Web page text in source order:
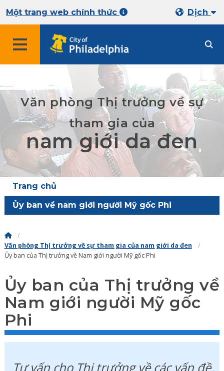
Một trang web chính thức Dịch
Văn phòng Thị trưởng về sự
tham gia của
nam giới da đen
Trang chủ
Ủy ban về nam giới người Mỹ gốc Phi
Văn phòng Thị trưởng về sự tham gia của nam giới da đen
Ủy ban của Thị trưởng về Nam giới người Mỹ gốc Phi
Ủy ban của Thị trưởng về
Nam giới người Mỹ gốc
Phi
Tư vấn cho Thị trưởng về các vấn đề